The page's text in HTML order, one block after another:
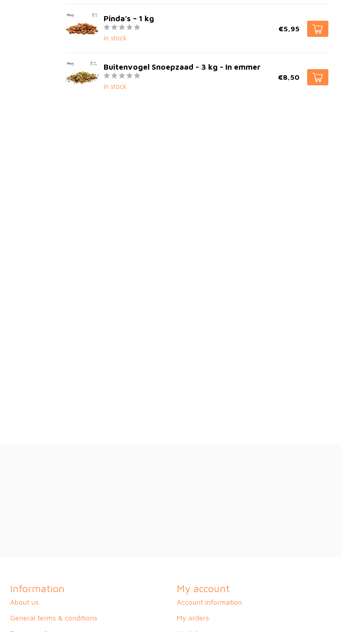
Pinda’s – 1 kg
In stock
€5,95
Buitenvogel Snoepzaad - 3 kg - In emmer
In stock
€8,50
Information
About us
General terms & conditions
My account
Account information
My orders